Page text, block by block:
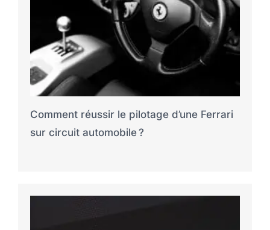
Comment réussir le pilotage d’une Ferrari
sur circuit automobile ?